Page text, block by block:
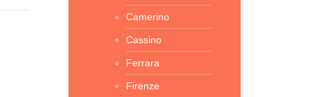
Camerino
Cassino
Ferrara
Firenze